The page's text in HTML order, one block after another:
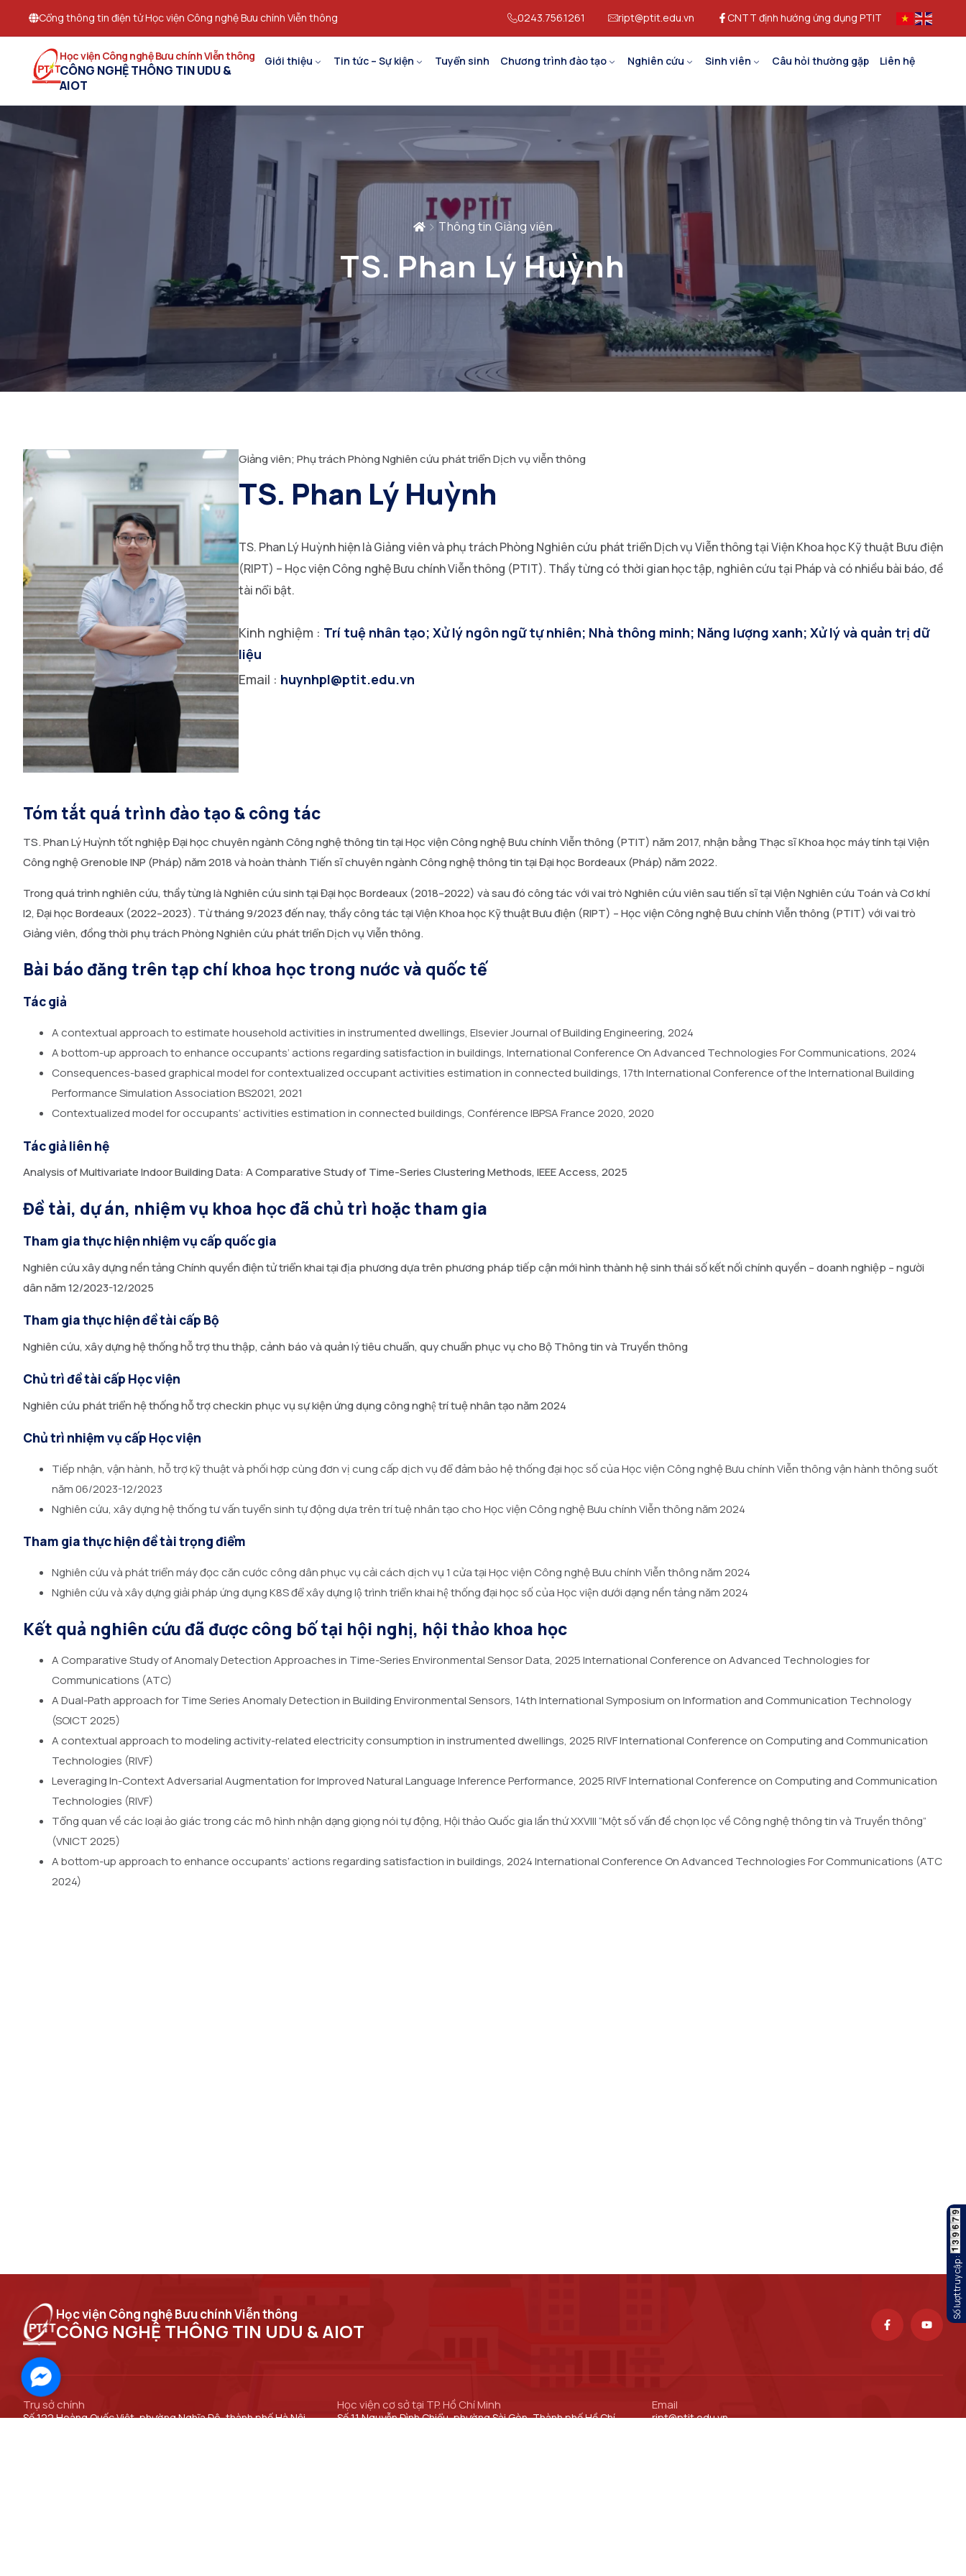
Cổng thông tin điện tử Học viện Công nghệ Bưu chính Viễn thông 0243.756.1261 ript@ptit.edu.vn CNTT định hướng ứng dụng PTIT
Học viện Công nghệ Bưu chính Viễn thông
CÔNG NGHỆ THÔNG TIN UDU &
AIOT
Giới thiệu Tin tức – Sự kiện Tuyển sinh Chương trình đào tạo Nghiên cứu Sinh viên Câu hỏi thường gặp Liên hệ
Thông tin Giảng viên
TS. Phan Lý Huỳnh
Giảng viên; Phụ trách Phòng Nghiên cứu phát triển Dịch vụ viễn thông
TS. Phan Lý Huỳnh
TS. Phan Lý Huỳnh hiện là Giảng viên và phụ trách Phòng Nghiên cứu phát triển Dịch vụ Viễn thông tại Viện Khoa học Kỹ thuật Bưu điện
(RIPT) – Học viện Công nghệ Bưu chính Viễn thông (PTIT). Thầy từng có thời gian học tập, nghiên cứu tại Pháp và có nhiều bài báo, đề
tài nổi bật.
Kinh nghiệm : Trí tuệ nhân tạo; Xử lý ngôn ngữ tự nhiên; Nhà thông minh; Năng lượng xanh; Xử lý và quản trị dữ
liệu
Email : huynhpl@ptit.edu.vn
Tóm tắt quá trình đào tạo & công tác
TS. Phan Lý Huỳnh tốt nghiệp Đại học chuyên ngành Công nghệ thông tin tại Học viện Công nghệ Bưu chính Viễn thông (PTIT) năm 2017, nhận bằng Thạc sĩ Khoa học máy tính tại Viện
Công nghệ Grenoble INP (Pháp) năm 2018 và hoàn thành Tiến sĩ chuyên ngành Công nghệ thông tin tại Đại học Bordeaux (Pháp) năm 2022.
Trong quá trình nghiên cứu, thầy từng là Nghiên cứu sinh tại Đại học Bordeaux (2018–2022) và sau đó công tác với vai trò Nghiên cứu viên sau tiến sĩ tại Viện Nghiên cứu Toán và Cơ khí
I2, Đại học Bordeaux (2022–2023). Từ tháng 9/2023 đến nay, thầy công tác tại Viện Khoa học Kỹ thuật Bưu điện (RIPT) – Học viện Công nghệ Bưu chính Viễn thông (PTIT) với vai trò
Giảng viên, đồng thời phụ trách Phòng Nghiên cứu phát triển Dịch vụ Viễn thông.
Bài báo đăng trên tạp chí khoa học trong nước và quốc tế
Tác giả
A contextual approach to estimate household activities in instrumented dwellings, Elsevier Journal of Building Engineering, 2024
A bottom-up approach to enhance occupants’ actions regarding satisfaction in buildings, International Conference On Advanced Technologies For Communications, 2024
Consequences-based graphical model for contextualized occupant activities estimation in connected buildings, 17th International Conference of the International Building
Performance Simulation Association BS2021, 2021
Contextualized model for occupants’ activities estimation in connected buildings, Conférence IBPSA France 2020, 2020
Tác giả liên hệ
Analysis of Multivariate Indoor Building Data: A Comparative Study of Time-Series Clustering Methods, IEEE Access, 2025
Đề tài, dự án, nhiệm vụ khoa học đã chủ trì hoặc tham gia
Tham gia thực hiện nhiệm vụ cấp quốc gia
Nghiên cứu xây dựng nền tảng Chính quyền điện tử triển khai tại địa phương dựa trên phương pháp tiếp cận mới hình thành hệ sinh thái số kết nối chính quyền – doanh nghiệp – người
dân năm 12/2023-12/2025
Tham gia thực hiện đề tài cấp Bộ
Nghiên cứu, xây dựng hệ thống hỗ trợ thu thập, cảnh báo và quản lý tiêu chuẩn, quy chuẩn phục vụ cho Bộ Thông tin và Truyền thông
Chủ trì đề tài cấp Học viện
Nghiên cứu phát triển hệ thống hỗ trợ checkin phục vụ sự kiện ứng dụng công nghệ trí tuệ nhân tạo năm 2024
Chủ trì nhiệm vụ cấp Học viện
Tiếp nhận, vận hành, hỗ trợ kỹ thuật và phối hợp cùng đơn vị cung cấp dịch vụ để đảm bảo hệ thống đại học số của Học viện Công nghệ Bưu chính Viễn thông vận hành thông suốt
năm 06/2023-12/2023
Nghiên cứu, xây dựng hệ thống tư vấn tuyển sinh tự động dựa trên trí tuệ nhân tạo cho Học viện Công nghệ Bưu chính Viễn thông năm 2024
Tham gia thực hiện đề tài trọng điểm
Nghiên cứu và phát triển máy đọc căn cước công dân phục vụ cải cách dịch vụ 1 cửa tại Học viện Công nghệ Bưu chính Viễn thông năm 2024
Nghiên cứu và xây dựng giải pháp ứng dụng K8S để xây dựng lộ trình triển khai hệ thống đại học số của Học viện dưới dạng nền tảng năm 2024
Kết quả nghiên cứu đã được công bố tại hội nghị, hội thảo khoa học
A Comparative Study of Anomaly Detection Approaches in Time-Series Environmental Sensor Data, 2025 International Conference on Advanced Technologies for
Communications (ATC)
A Dual-Path approach for Time Series Anomaly Detection in Building Environmental Sensors, 14th International Symposium on Information and Communication Technology
(SOICT 2025)
A contextual approach to modeling activity-related electricity consumption in instrumented dwellings, 2025 RIVF International Conference on Computing and Communication
Technologies (RIVF)
Leveraging In-Context Adversarial Augmentation for Improved Natural Language Inference Performance, 2025 RIVF International Conference on Computing and Communication
Technologies (RIVF)
Tổng quan về các loại ảo giác trong các mô hình nhận dạng giọng nói tự động, Hội thảo Quốc gia lần thứ XXVIII “Một số vấn đề chọn lọc về Công nghệ thông tin và Truyền thông”
(VNICT 2025)
A bottom-up approach to enhance occupants’ actions regarding satisfaction in buildings, 2024 International Conference On Advanced Technologies For Communications (ATC
2024)
Học viện Công nghệ Bưu chính Viễn thông
CÔNG NGHỆ THÔNG TIN UDU & AIOT
Trụ sở chính
Số 122 Hoàng Quốc Việt, phường Nghĩa Đô, thành phố Hà Nội
Học viện cơ sở tại TP. Hồ Chí Minh
Số 11 Nguyễn Đình Chiểu, phường Sài Gòn, Thành phố Hồ Chí
Email
ript@ptit.edu.vn
Số lượt truy cập :
Facebook
Messenger